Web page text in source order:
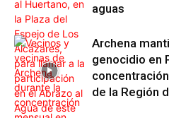
aguas
Archena
genocidio en
de la Región